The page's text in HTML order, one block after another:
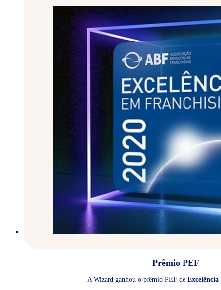
Prêmio PEF
A Wizard ganhou o prêmio PEF de